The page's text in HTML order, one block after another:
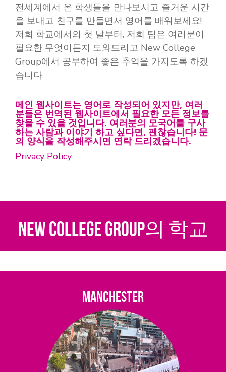
전세계에서 온 학생들을 만나보시고 즐거운 시간
을 보내고 친구를 만들면서 영어를 배워보세요!
저희 학교에서의 첫 날부터, 저희 팀은 여러분이
필요한 무엇이든지 도와드리고 New College
Group에서 공부하여 좋은 추억을 가지도록 하겠
습니다.
메인 웹사이트는 영어로 작성되어 있지만, 여러
분들은 번역된 웹사이트에서 필요한 모든 정보를
찾을 수 있을 것입니다. 여러분의 모국어를 구사
하는 사람과 이야기 하고 싶다면, 괜찮습니다! 문
의 양식을 작성해주시면 연락 드리겠습니다.
Privacy Policy
NEW COLLEGE GROUP의 학교
MANCHESTER